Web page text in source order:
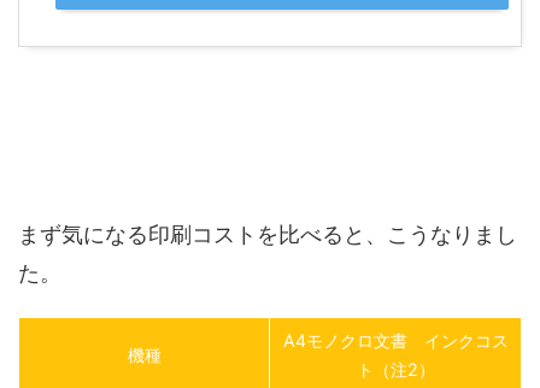
まず気になる印刷コストを比べると、こうなりまし
た。
機種
A4モノクロ文書 インクコス
ト（注2）